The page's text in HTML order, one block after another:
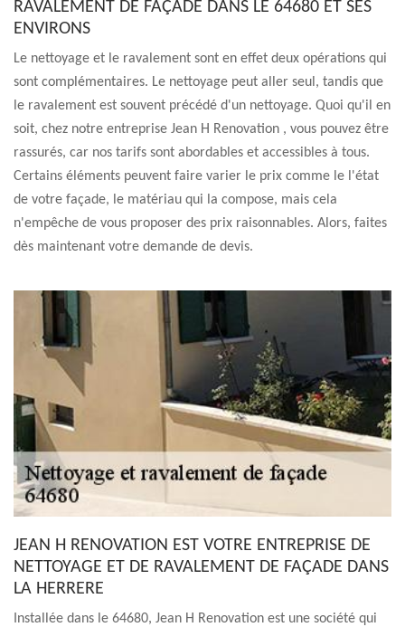
RAVALEMENT DE FAÇADE DANS LE 64680 ET SES
ENVIRONS
Le nettoyage et le ravalement sont en effet deux opérations qui
sont complémentaires. Le nettoyage peut aller seul, tandis que
le ravalement est souvent précédé d'un nettoyage. Quoi qu'il en
soit, chez notre entreprise Jean H Renovation , vous pouvez être
rassurés, car nos tarifs sont abordables et accessibles à tous.
Certains éléments peuvent faire varier le prix comme le l'état
de votre façade, le matériau qui la compose, mais cela
n'empêche de vous proposer des prix raisonnables. Alors, faites
dès maintenant votre demande de devis.
JEAN H RENOVATION EST VOTRE ENTREPRISE DE
NETTOYAGE ET DE RAVALEMENT DE FAÇADE DANS
LA HERRERE
Installée dans le 64680, Jean H Renovation est une société qui